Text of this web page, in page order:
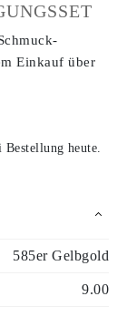
Einkaufüber
Bestellung heute.
585er Gelbgold
9.00